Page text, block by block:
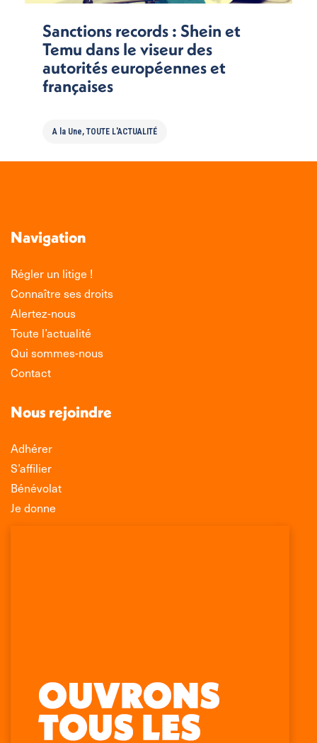
Sanctions records : Shein et
Temu dans le viseur des
autorités européennes et
françaises
A la Une,TOUTE L'ACTUALITÉ
Navigation
Régler un litige !
Connaître ses droits
Alertez-nous
Toute l’actualité
Qui sommes-nous
Contact
Nous rejoindre
Adhérer
S’affilier
Bénévolat
Je donne
Retrouvez-nous sur :
La
page
La
page
La
page